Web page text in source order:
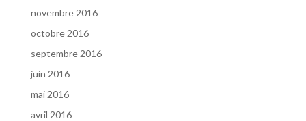
novembre 2016
octobre 2016
septembre 2016
juin 2016
mai 2016
avril 2016